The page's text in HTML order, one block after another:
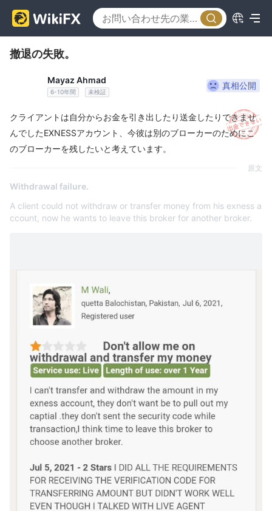
撤退の失敗。
Mayaz Ahmad
6-10年間 未検証
真相公開
クライアントは自分からお金を引き出したり送金したりできませ
んでしたEXNESSアカウント、今彼は別のブローカーのためにこ
のブローカーを残したいと考えています。
原文
Withdrawal failure.
A client could not withdraw or transfer money from his exness a
ccount, now he wants to leave this broker for another broker.